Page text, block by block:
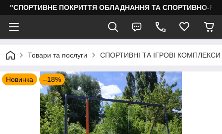
"СПОРТИВНЕ ПОКРИТТЯ ОБЛАДНАННЯ ТА СПОРТИВНО-
Товари та послуги СПОРТИВНІ ТА ІГРОВІ
Новинка –18%